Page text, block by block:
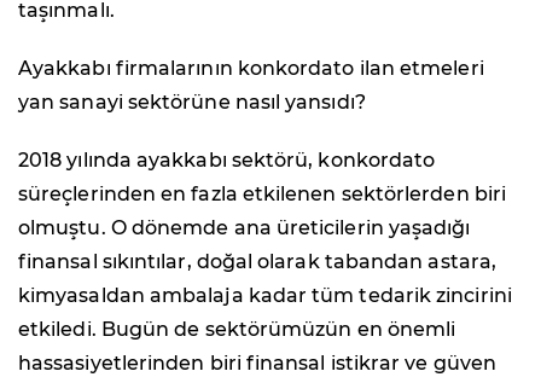
taşınmalı.
Ayakkabı firmalarının konkordato ilan etmeleri
yan sanayi sektörüne nasıl yansıdı?
2018 yılında ayakkabı sektörü, konkordato
süreçlerinden en fazla etkilenen sektörlerden biri
olmuştu. O dönemde ana üreticilerin yaşadığı
finansal sıkıntılar, doğal olarak tabandan astara,
kimyasaldan ambalaja kadar tüm tedarik zincirini
etkiledi. Bugün de sektörümüzün en önemli
hassasiyetlerinden biri finansal istikrar ve güven